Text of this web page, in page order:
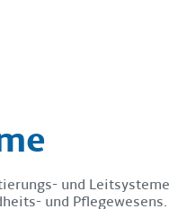
und
und Pflegewesens.